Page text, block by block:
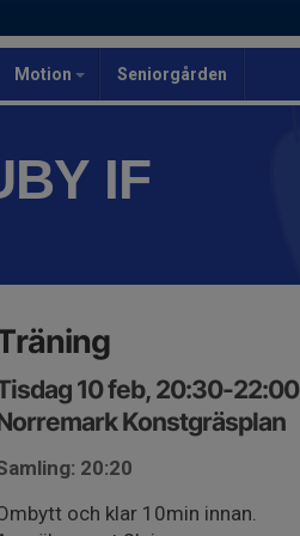
Motion Seniorgården
IF
10 feb, 20:30-22:00
Konstgräsplan
20:20
och klar 10min innan.